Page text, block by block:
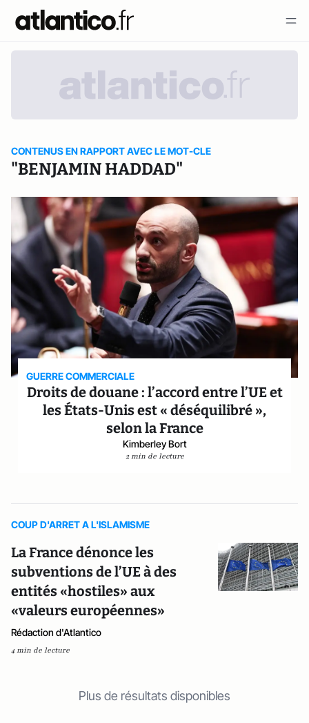
CONTENUS EN RAPPORT AVEC LE MOT-CLE
"BENJAMIN HADDAD"
GUERRE COMMERCIALE
Droits de douane : l’accord entre l’UE et
les États-Unis est « déséquilibré »,
selon la France
Kimberley Bort
2 min de lecture
COUP D'ARRET A L'ISLAMISME
La France dénonce les
subventions de l’UE à des
entités «hostiles» aux
«valeurs européennes»
Rédaction d'Atlantico
4 min de lecture
Plus de résultats disponibles